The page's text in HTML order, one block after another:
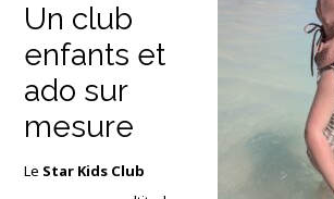
Un club
enfants et
ado sur
mesure
Le Star Kids Club